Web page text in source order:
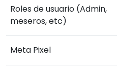
Roles de usuario (Admin,
meseros, etc)
Meta Pixel